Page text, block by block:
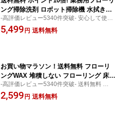
ング掃除洗剤 ロボット掃除機 水拭きロ
ボット ロボ掃除機 ルンバ ブラーバ 洗
剤 代用 代替 節約 赤ちゃん 幼児 ペット
-高評価レビュー5340件突破- 安心して使え
るフローリング洗剤の決定版!床拭きロボな
ら一回当たり0.99円の超安コスパ♪しかもコ
5,499 円 送料無料
お買い物マラソン！送料無料 フローリ
ングWAX 堆積しない フローリング 床
かんたん ワックス 剥離・はがし・補修
も超簡単！床材 傷 保護におすすめ＆安
-高評価レビュー5340件突破- 送料無料 あす
楽 よく歩くリビングと廊下の光沢が減って
きた・・・そんな方の艶回復に役立つ光沢
2,599 円 送料無料